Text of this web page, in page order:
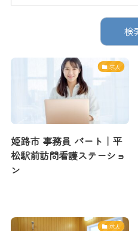
求人
姫路市 事務員 パート｜平
松駅前訪問看護ステーショ
ン
求人